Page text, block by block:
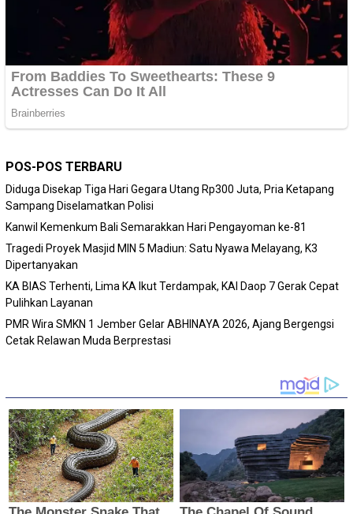
POS-POS TERBARU
Diduga Disekap Tiga Hari Gegara Utang Rp300 Juta, Pria Ketapang
Sampang Diselamatkan Polisi
Kanwil Kemenkum Bali Semarakkan Hari Pengayoman ke-81
Tragedi Proyek Masjid MIN 5 Madiun: Satu Nyawa Melayang, K3
Dipertanyakan
KA BIAS Terhenti, Lima KA Ikut Terdampak, KAI Daop 7 Gerak Cepat
Pulihkan Layanan
PMR Wira SMKN 1 Jember Gelar ABHINAYA 2026, Ajang Bergengsi
Cetak Relawan Muda Berprestasi